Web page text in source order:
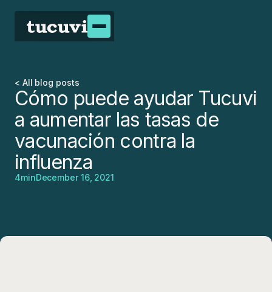
< All blog posts
Cómo puede ayudar Tucuvi
a aumentar las tasas de
vacunación contra la
influenza
4minDecember 16, 2021